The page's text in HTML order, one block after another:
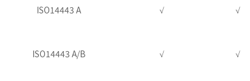
ISO14443 A √ √
ISO14443 A/B √ √